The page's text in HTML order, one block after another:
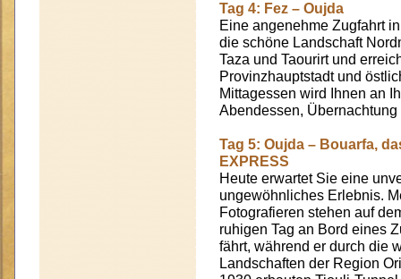
Tag 4: Fez – Oujda
Eine angenehme Zugfahrt
die schöne Landschaft
Taza und Taourirt und
Provinzhauptstadt und
Mittagessen wird Ihnen an
Abendessen,
Tag 5: Oujda – Bouarfa,
EXPRESS
Heute erwartet Sie eine
ungewöhnliches Erlebnis.
Fotografieren stehen auf
ruhigen Tag an Bord eines
fährt, während er durch die
Landschaften der Region